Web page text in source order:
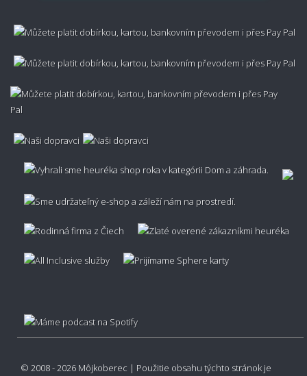
Koľko stojí doprava?
Aká je záruka na metrážny koberec?
© 2008 - 2026 Môjkoberec | Použitie obsahu týchto stránok je